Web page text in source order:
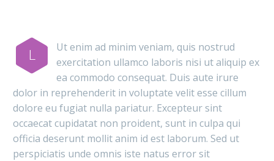
L
Ut enim ad minim veniam, quis nostrud
exercitation ullamco laboris nisi ut aliquip ex
ea commodo consequat. Duis aute irure
dolor in reprehenderit in voluptate velit esse cillum
dolore eu fugiat nulla pariatur. Excepteur sint
occaecat cupidatat non proident, sunt in culpa qui
officia deserunt mollit anim id est laborum. Sed ut
perspiciatis unde omnis iste natus error sit